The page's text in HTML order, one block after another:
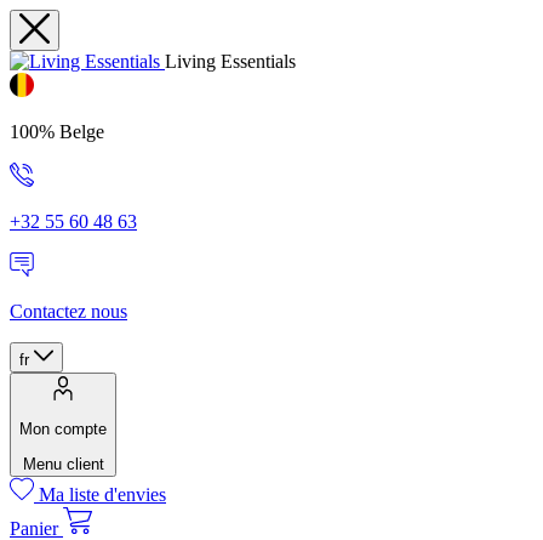
Living Essentials
100% Belge
+32 55 60 48 63
Contactez nous
fr
Mon compte
Menu client
Ma liste d'envies
Panier